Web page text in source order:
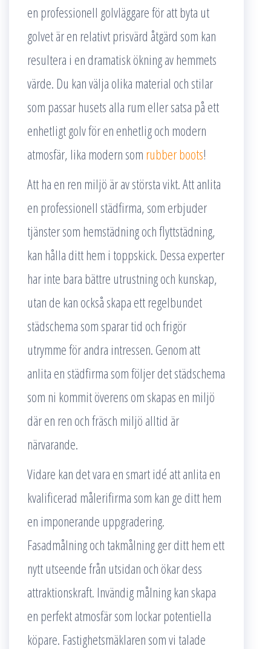
en professionell golvläggare för att byta ut
golvet är en relativt prisvärd åtgärd som kan
resultera i en dramatisk ökning av hemmets
värde. Du kan välja olika material och stilar
som passar husets alla rum eller satsa på ett
enhetligt golv för en enhetlig och modern
atmosfär, lika modern som rubber boots!
Att ha en ren miljö är av största vikt. Att anlita
en professionell städfirma, som erbjuder
tjänster som hemstädning och flyttstädning,
kan hålla ditt hem i toppskick. Dessa experter
har inte bara bättre utrustning och kunskap,
utan de kan också skapa ett regelbundet
städschema som sparar tid och frigör
utrymme för andra intressen. Genom att
anlita en städfirma som följer det städschema
som ni kommit överens om skapas en miljö
där en ren och fräsch miljö alltid är
närvarande.
Vidare kan det vara en smart idé att anlita en
kvalificerad målerifirma som kan ge ditt hem
en imponerande uppgradering.
Fasadmålning och takmålning ger ditt hem ett
nytt utseende från utsidan och ökar dess
attraktionskraft. Invändig målning kan skapa
en perfekt atmosfär som lockar potentiella
köpare. Fastighetsmäklaren som vi talade